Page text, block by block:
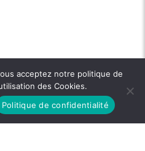
acceptez notre politique de
des Cookies.
Politique de confidentialité